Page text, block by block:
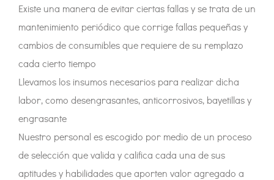
Existe una manera de evitar ciertas fallas y se trata de un
mantenimiento periódico que corrige fallas pequeñas y
cambios de consumibles que requiere de su remplazo
cada cierto tiempo
Llevamos los insumos necesarios para realizar dicha
labor, como desengrasantes, anticorrosivos, bayetillas y
engrasante
Nuestro personal es escogido por medio de un proceso
de selección que valida y califica cada una de sus
aptitudes y habilidades que aporten valor agregado a